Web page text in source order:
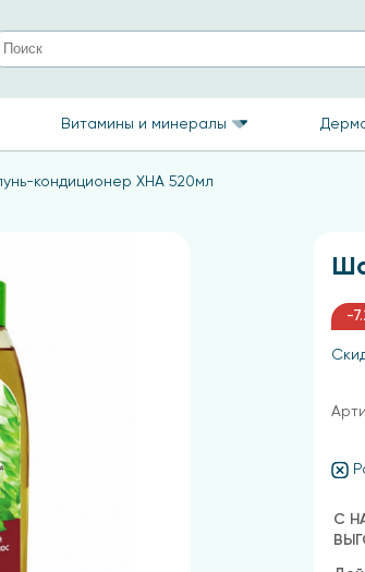
Витамины и минералы
кондиционер ХНА 520мл
-
С